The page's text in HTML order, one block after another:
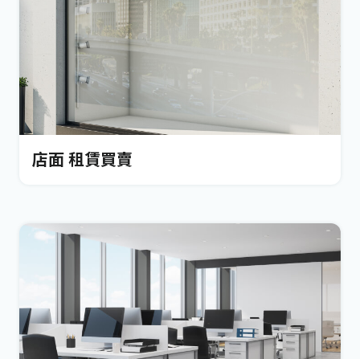
店面 租賃買賣